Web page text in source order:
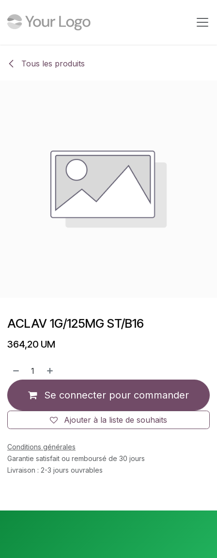
Tous les produits
ACLAV 1G/125MG ST/B16
364,20 UM
Se connecter pour commander
Ajouter à la liste de souhaits
Conditions générales
Garantie satisfait ou remboursé de 30 jours
Livraison : 2-3 jours ouvrables